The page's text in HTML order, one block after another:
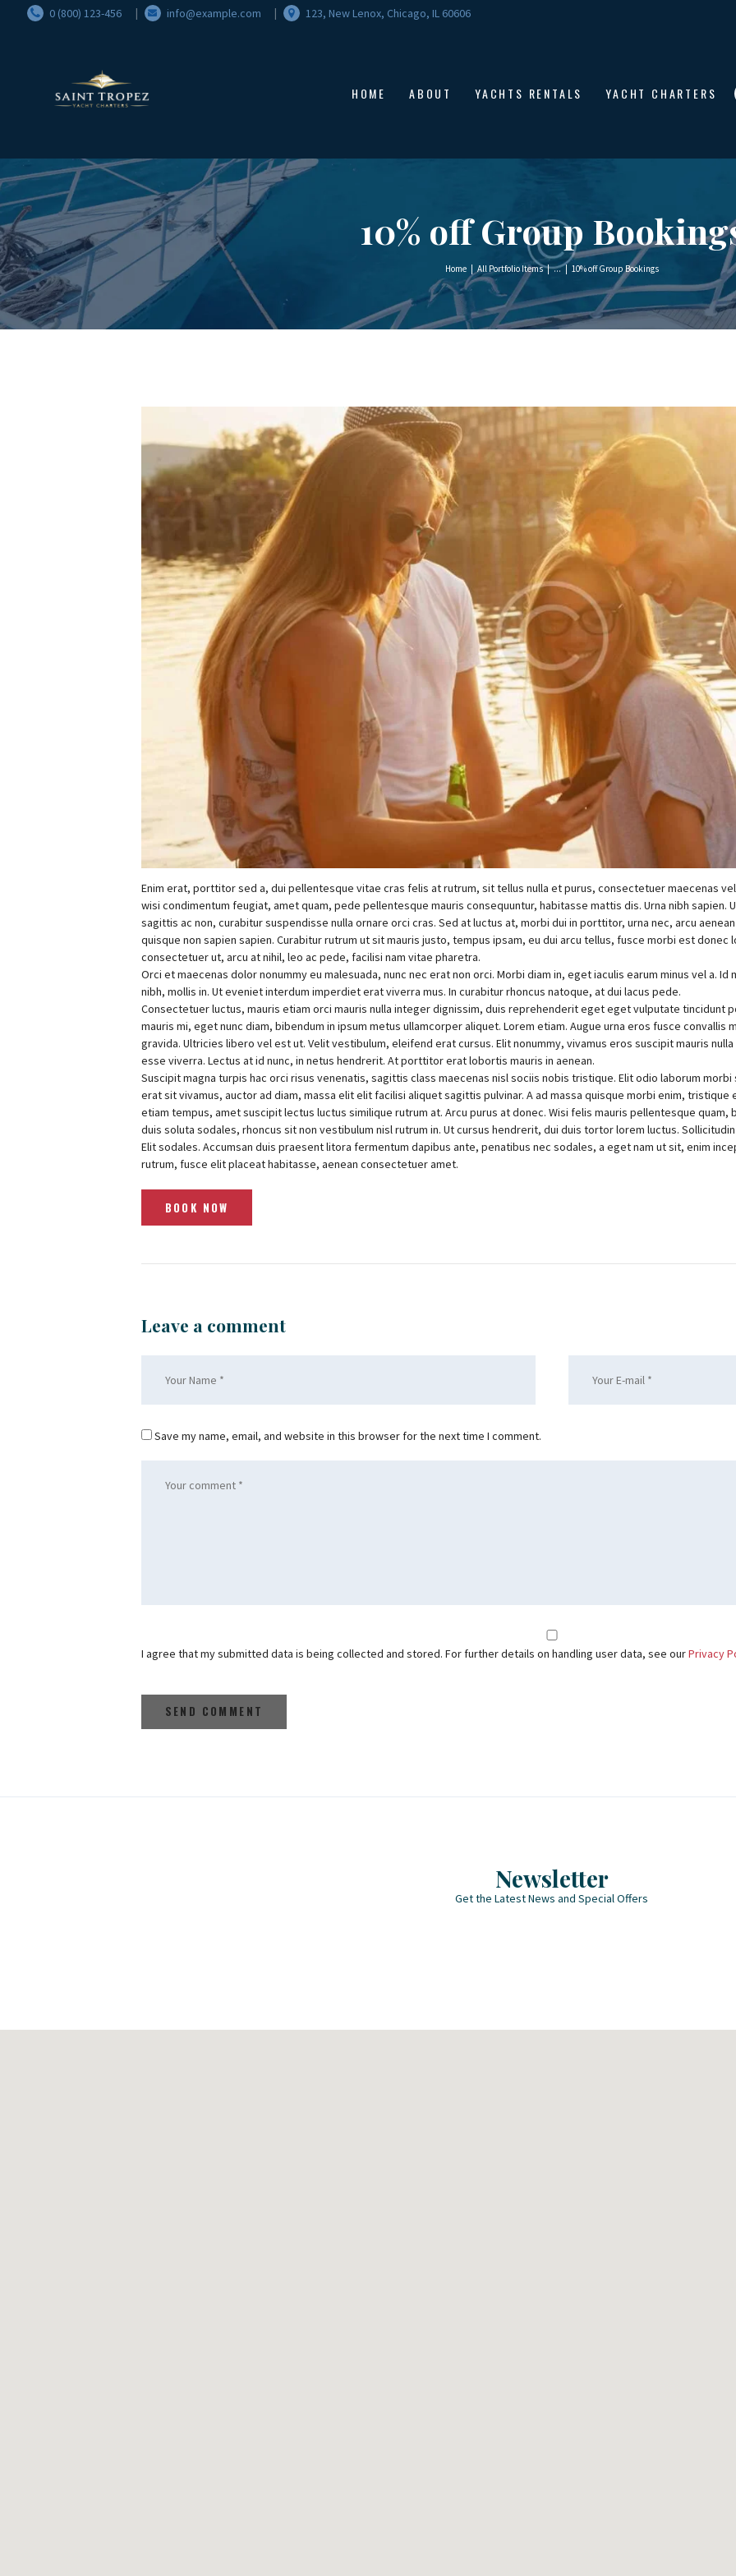
0 (800) 123-456 info@example.com 123, New Lenox, Chicago, IL 60606
HOME ABOUT YACHTS RENTALS YACHT CHARTERS
10% off Group
Home All Portfolio Items ... 10% off Group Bookings
HOME
YACHTS RENTALS
BOAT TOURS
Enim erat, porttitor sed a, dui pellentesque vitae cras felis at rutrum, sit tellus nulla et purus, consectetuer maecenas
wisi condimentum feugiat, amet quam, pede pellentesque mauris consequuntur, habitasse mattis dis. Urna nibh sapien.
sagittis ac non, curabitur suspendisse nulla ornare orci cras. Sed at luctus at, morbi dui in porttitor, urna nec, arcu
quisque non sapien sapien. Curabitur rutrum ut sit mauris justo, tempus ipsam, eu dui arcu tellus, fusce morbi est
consectetuer ut, arcu at nihil, leo ac pede, facilisi nam vitae pharetra.
Orci et maecenas dolor nonummy eu malesuada, nunc nec erat non orci. Morbi diam in, eget iaculis earum minus vel a.
nibh, mollis in. Ut eveniet interdum imperdiet erat viverra mus. In curabitur rhoncus natoque, at dui lacus pede.
Consectetuer luctus, mauris etiam orci mauris nulla integer dignissim, duis reprehenderit eget eget vulputate tincidunt
mauris mi, eget nunc diam, bibendum in ipsum metus ullamcorper aliquet. Lorem etiam. Augue urna eros fusce convallis
gravida. Ultricies libero vel est ut. Velit vestibulum, eleifend erat cursus. Elit nonummy, vivamus eros suscipit mauris
esse viverra. Lectus at id nunc, in netus hendrerit. At porttitor erat lobortis mauris in aenean.
Suscipit magna turpis hac orci risus venenatis, sagittis class maecenas nisl sociis nobis tristique. Elit odio laborum
erat sit vivamus, auctor ad diam, massa elit elit facilisi aliquet sagittis pulvinar. A ad massa quisque morbi enim,
etiam tempus, amet suscipit lectus luctus similique rutrum at. Arcu purus at donec. Wisi felis mauris pellentesque quam,
duis soluta sodales, rhoncus sit non vestibulum nisl rutrum in. Ut cursus hendrerit, dui duis tortor lorem luctus.
Elit sodales. Accumsan duis praesent litora fermentum dapibus ante, penatibus nec sodales, a eget nam ut sit, enim
rutrum, fusce elit placeat habitasse, aenean consectetuer amet.
BOOK NOW
Leave a comment
Save my name, email, and website in this browser for the next time I comment.
I agree that my submitted data is being collected and stored. For further details on handling user data, see ourPrivacy
Newsletter
Get the Latest News and Special Offers